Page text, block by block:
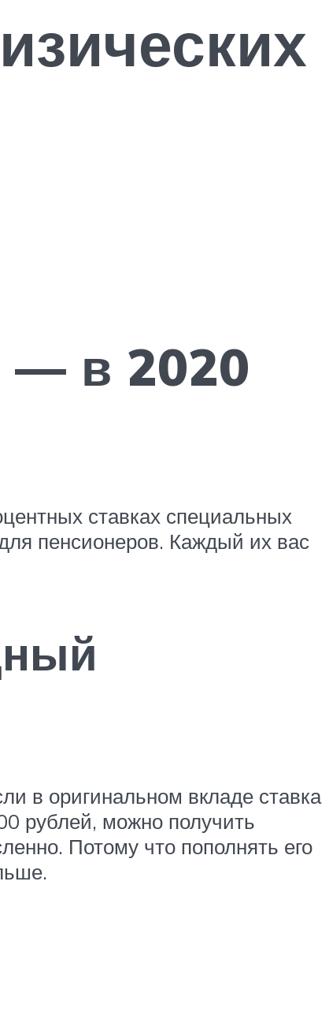
— в 2020
ставках специальных
пенсионеров. Каждый их вас
в оригинальном вкладе ставка
рублей, можно получить
Потому что пополнять его